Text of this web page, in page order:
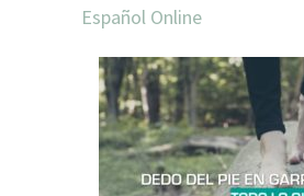
Español Online